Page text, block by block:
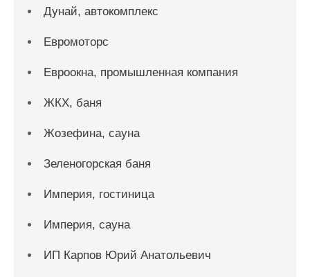
Дунай, автокомплекс
Евромоторс
Евроокна, промышленная компания
ЖКХ, баня
Жозефина, сауна
Зеленогорская баня
Империя, гостиница
Империя, сауна
ИП Карпов Юрий Анатольевич